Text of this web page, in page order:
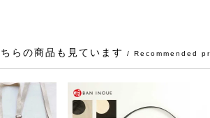
らの商品も見ています / Recommended